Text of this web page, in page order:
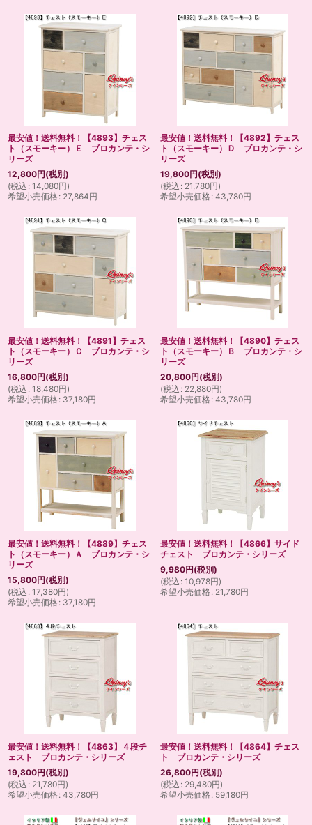
最安値！送料無料！【4893】チェス
ト（スモーキー）Ｅ ブロカンテ・シ
リーズ
12,800円(税別)
(税込 : 14,080円)
希望小売価格: 27,864円
最安値！送料無料！【4892】チェス
ト（スモーキー）Ｄ ブロカンテ・シ
リーズ
19,800円(税別)
(税込 : 21,780円)
希望小売価格: 43,780円
最安値！送料無料！【4891】チェス
ト（スモーキー）Ｃ ブロカンテ・シ
リーズ
16,800円(税別)
(税込 : 18,480円)
希望小売価格: 37,180円
最安値！送料無料！【4890】チェス
ト（スモーキー）Ｂ ブロカンテ・シ
リーズ
20,800円(税別)
(税込 : 22,880円)
希望小売価格: 43,780円
最安値！送料無料！【4889】チェス
ト（スモーキー）Ａ ブロカンテ・シ
リーズ
15,800円(税別)
(税込 : 17,380円)
希望小売価格: 37,180円
最安値！送料無料！【4866】サイド
チェスト ブロカンテ・シリーズ
9,980円(税別)
(税込 : 10,978円)
希望小売価格: 21,780円
最安値！送料無料！【4863】４段チ
ェスト ブロカンテ・シリーズ
19,800円(税別)
(税込 : 21,780円)
希望小売価格: 43,780円
最安値！送料無料！【4864】チェス
ト ブロカンテ・シリーズ
26,800円(税別)
(税込 : 29,480円)
希望小売価格: 59,180円